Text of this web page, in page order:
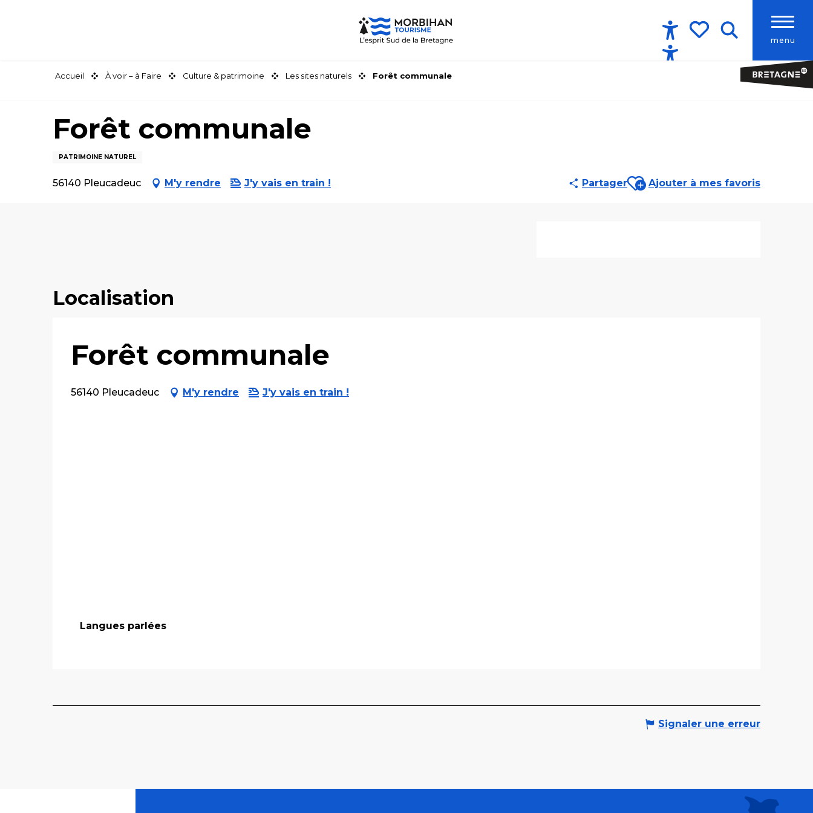
menu
Accessibilité
Accueil À voir – à Faire Culture & patrimoine Les sites naturels Forêt communale
Forêt communale
PATRIMOINE NATUREL
56140 Pleucadeuc M'y rendre J'y vais en train ! PartagerAjouter aux favoris
Ajouter à mes favoris
Localisation
Forêt communale
56140 Pleucadeuc M'y rendre J'y vais en train !
Langues parlées
Langues parlées
Signaler une erreur